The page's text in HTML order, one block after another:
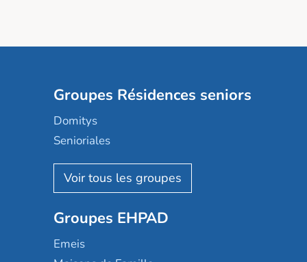
Groupes Résidences seniors
Domitys
Senioriales
Nohée
Les Résidentiels
Mobicap
Domusvi
Groupes EHPAD
Emeis